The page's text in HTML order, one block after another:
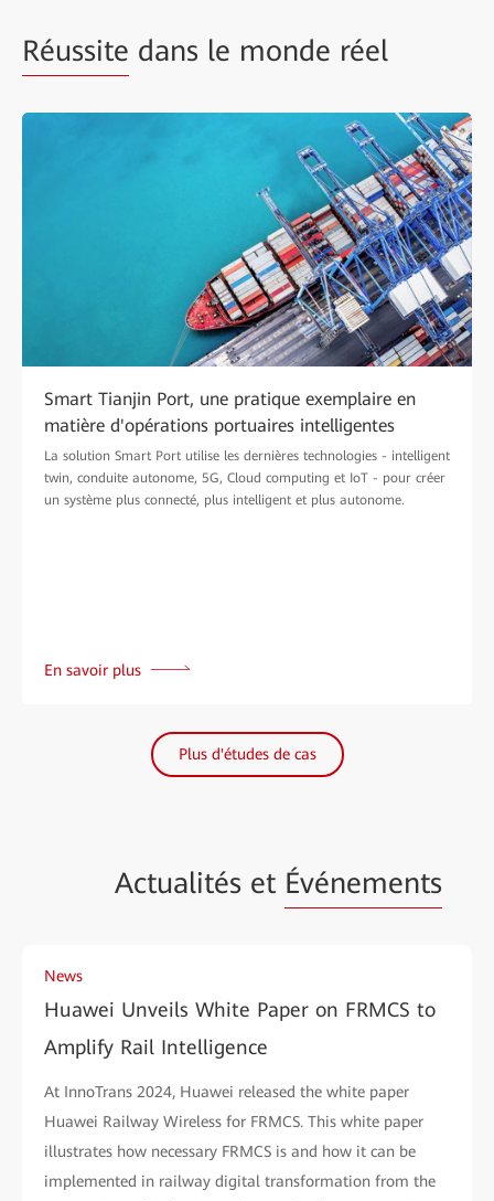
Réussite dans le monde réel
Smart Tianjin Port, une pratique exemplaire en
matière d'opérations portuaires intelligentes
La solution Smart Port utilise les dernières technologies - intelligent
twin, conduite autonome, 5G, Cloud computing et IoT - pour créer
un système plus connecté, plus intelligent et plus autonome.
En savoir plus
Plus d'études de cas
Actualités et Événements
News
Huawei Unveils White Paper on FRMCS to
Amplify Rail Intelligence
At InnoTrans 2024, Huawei released the white paper
Huawei Railway Wireless for FRMCS. This white paper
illustrates how necessary FRMCS is and how it can be
implemented in railway digital transformation from the